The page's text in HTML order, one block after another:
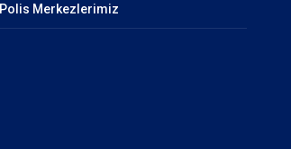
Polis Merkezlerimiz